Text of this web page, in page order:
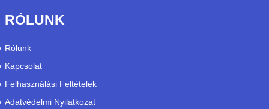
RÓLUNK
Rólunk
Kapcsolat
Felhasználási Feltételek
Adatvédelmi Nyilatkozat